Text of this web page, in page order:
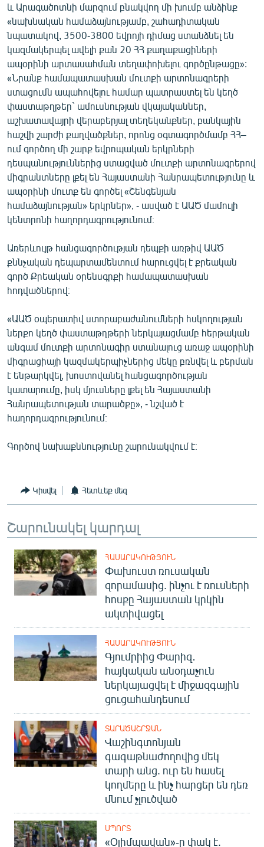
ՓՈԴՔԱՍԹ
Հայերեն
English
Русский
ՀԵՏԵՎԵՔ ՄԵԶ
«Ազատության» բոլոր կայքերը
և Արագածոտնի մարզում բնակվող մի խումբ անձինք
«նախնական համաձայնությամբ, շահադիտական
նպատակով, 3500-3800 եվրոյի դիմաց ստանձնել են
կազմակերպել ավելի քան 20 ՀՀ քաղաքացիների
ապօրինի արտասահման տեղափոխելու գործընթացը»:
«Նրանք համապատասխան մուտքի արտոնագրերի
ստացումն ապահովելու համար պատրաստել են կեղծ
փաստաթղթեր` ամուսնության վկայականներ,
աշխատավայրի վերաբերյալ տեղեկանքներ, բանկային
հաշվի շարժի քաղվածքներ, որոնց օգտագործմամբ ՀՀ–
ում գործող մի շարք եվրոպական երկրների
դեսպանություններից ստացված մուտքի արտոնագրերով
միգրանտները լքել են Հայաստանի Հանրապետությունը և
ապօրինի մուտք են գործել «Շենգենյան
համաձայնության» երկրներ», - ասված է ԱԱԾ մամուլի
կենտրոնի հաղորդագրությունում։
Առերևույթ հանցագործության դեպքի առթիվ ԱԱԾ
քննչական դեպարտամենտում հարուցվել է քրեական
գործ Քրեական օրենսգրքի համապատասխան
հոդվածներով։
«ԱԱԾ օպերատիվ ստորաբաժանումների հսկողության
ներքո կեղծ փաստաթղթերի ներկայացմամբ հերթական
անգամ մուտքի արտոնագիր ստանալուց առաջ ապօրինի
միգրացիայի կազմակերպիչներից մեկը բռնվել և բերման
է ենթարկվել, խոստովանել հանցագործության
կատարումը, իսկ մյուսները լքել են Հայաստանի
Հանրապետության տարածքը», - նշված է
հաղորդագրությունում։
Գործով նախաքննությունը շարունակվում է։
Կիսվել Հետևեք մեզ
Շարունակել կարդալ
ՀԱՍԱՐԱԿՈՒԹՅՈՒՆ
Փախուստ ռուսական
զորամասից. ինչու է ռուսների
հոսքը Հայաստան կրկին
ակտիվացել
ՀԱՍԱՐԱԿՈՒԹՅՈՒՆ
Գյումրիից Փարիզ․
հայկական անօդաչուն
ներկայացվել է միջազգային
ցուցահանդեսում
ՏԱՐԱԾԱՇՐՋԱՆ
Վաշինգտոնյան
գագաթնաժողովից մեկ
տարի անց. ուր են հասել
կողմերը և ինչ հարցեր են դեռ
մնում չլուծված
ՍՊՈՐՏ
«Օլիմպավան»-ը փակ է.